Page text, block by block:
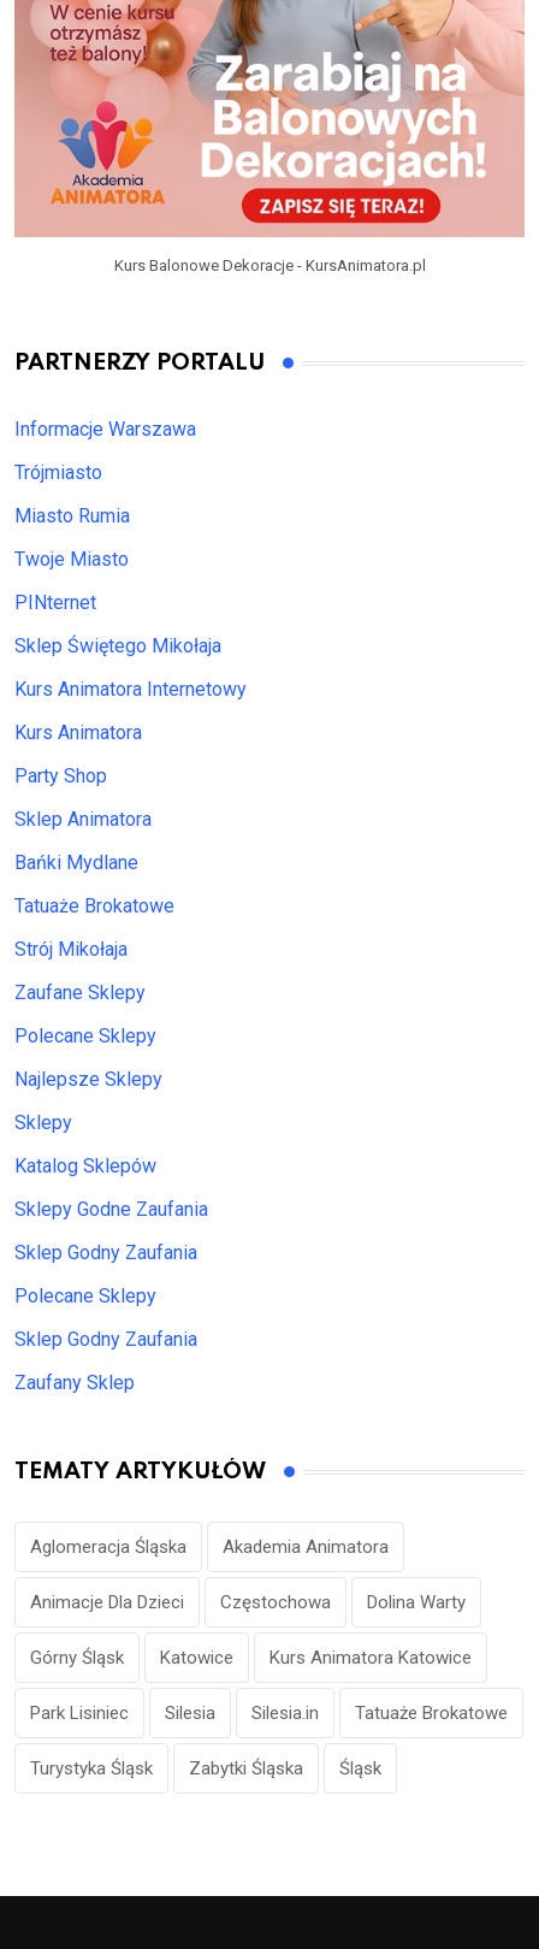
Kurs Balonowe Dekoracje - KursAnimatora.pl
PARTNERZY PORTALU
Informacje Warszawa
Trójmiasto
Miasto Rumia
Twoje Miasto
PINternet
Sklep Świętego Mikołaja
Kurs Animatora Internetowy
Kurs Animatora
Party Shop
Sklep Animatora
Bańki Mydlane
Tatuaże Brokatowe
Strój Mikołaja
Zaufane Sklepy
Polecane Sklepy
Najlepsze Sklepy
Sklepy
Katalog Sklepów
Sklepy Godne Zaufania
Sklep Godny Zaufania
Polecane Sklepy
Sklep Godny Zaufania
Zaufany Sklep
TEMATY ARTYKUŁÓW
Aglomeracja Śląska Akademia Animatora
Animacje Dla Dzieci Częstochowa Dolina Warty
Górny Śląsk Katowice Kurs Animatora Katowice
Park Lisiniec Silesia Silesia.in Tatuaże Brokatowe
Turystyka Śląsk Zabytki Śląska Śląsk